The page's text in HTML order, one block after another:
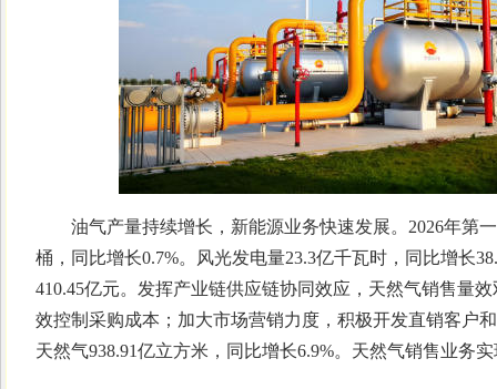
油气产量持续增长，新能源业务快速发展。2026年第一
桶，同比增长0.7%。风光发电量23.3亿千瓦时，同比增长
410.45亿元。发挥产业链供应链协同效应，天然气销售量
效控制采购成本；加大市场营销力度，积极开发直销客户
天然气938.91亿立方米，同比增长6.9%。天然气销售业务